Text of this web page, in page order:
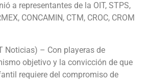
a representantes de la OIT, STPS,
CONCAMIN, CTM, CROC, CROM
Noticias) – Con playeras de
objetivo y la convicción de que
requiere del compromiso de